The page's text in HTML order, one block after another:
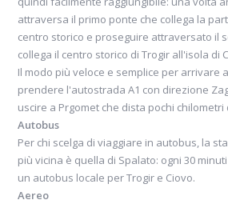
attraversa il primo ponte che collega la
centro storico e proseguire attraversato il
collega il centro storico di Trogir all'isola di
Il modo più veloce e semplice per arrivare
prendere l'autostrada A1 con direzione
uscire a Prgomet che dista pochi chilometri
Autobus
Per chi scelga di viaggiare in autobus, la
più vicina è quella di Spalato: ogni 30
un autobus locale per Trogir e Ciovo.
Aereo